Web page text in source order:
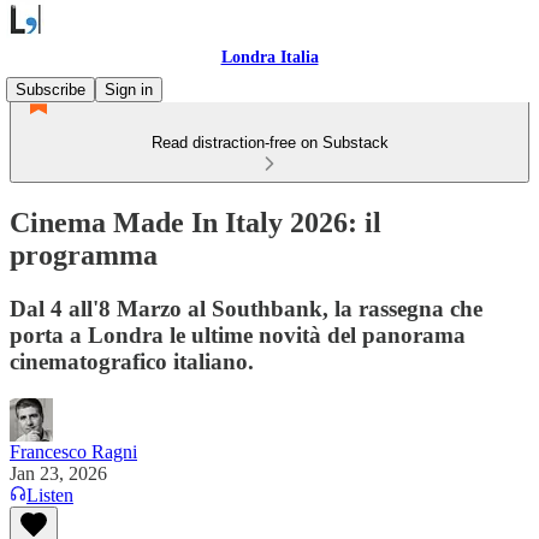
Londra Italia
Subscribe
Sign in
Read distraction-free on Substack
Cinema Made In Italy 2026: il
programma
Dal 4 all'8 Marzo al Southbank, la rassegna che
porta a Londra le ultime novità del panorama
cinematografico italiano.
Francesco Ragni
Jan 23, 2026
Listen